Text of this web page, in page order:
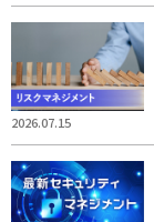
2026.07.15